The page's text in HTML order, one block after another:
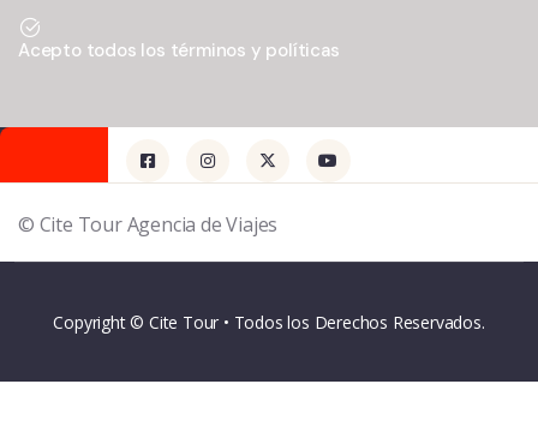
Acepto todos los términos y políticas
© Cite Tour Agencia de Viajes
Copyright © Cite Tour • Todos los Derechos Reservados.